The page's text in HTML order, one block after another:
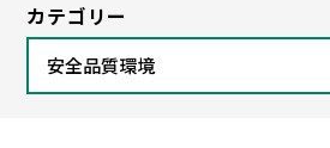
カテゴリー